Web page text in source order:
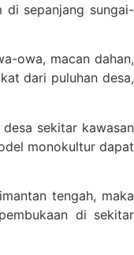
di sepanjang sungai-
owa, macan dahan,
dari puluhan desa,
sekitar kawasan
monokultur dapat
tengah, maka
di sekitar